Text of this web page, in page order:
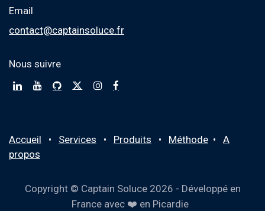
Email
contact@captainsoluce.fr
Nous suivre
Accueil • Services • Produits • Méthode •
A
propos
Copyright © Captain Soluce 2026 - Développé en
France avec ❤️ en Picardie